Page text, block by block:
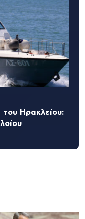
του Ηρακλείου: